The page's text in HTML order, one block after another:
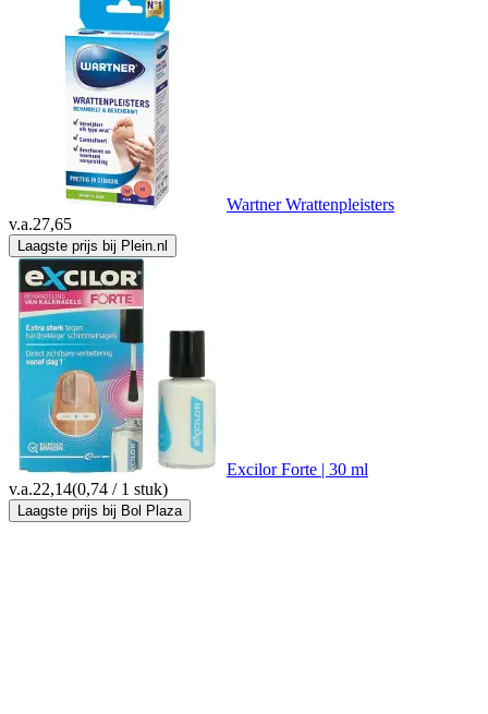
Wartner Wrattenpleisters
v.a.27,65
Laagste prijs bij Plein.nl
Excilor Forte | 30 ml
v.a.22,14(0,74 / 1 stuk)
Laagste prijs bij Bol Plaza